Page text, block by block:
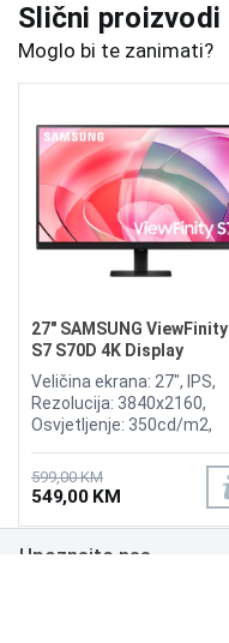
Slični proizvodi
Moglo bi te zanimati?
27" SAMSUNG ViewFinity
S7 S70D 4K Display
Veličina ekrana: 27", IPS,
Rezolucija: 3840x2160,
Osvjetljenje: 350cd/m2,
FreeSync, Vrijeme odziva:
5ms, Priključci: HDMI,
Displayport
599,00 KM
549,00 KM
Upoznajte nas